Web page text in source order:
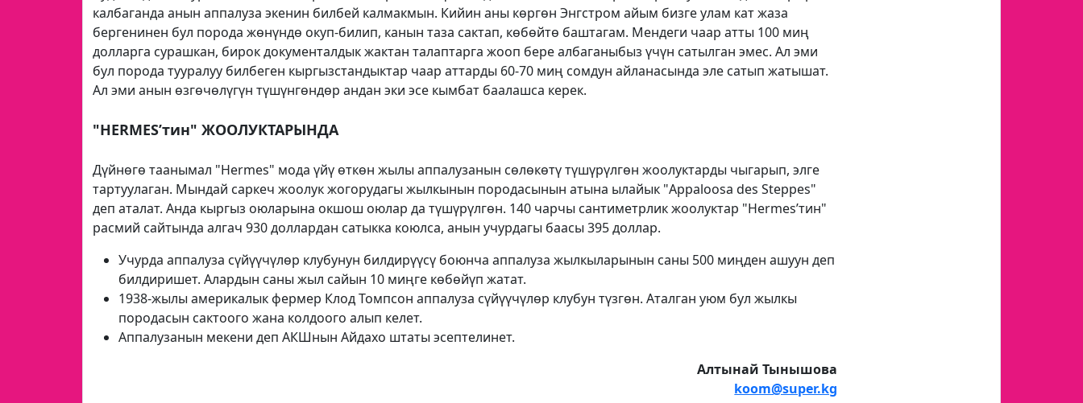
калбаганда анын аппалуза экенин билбей калмакмын. Кийин аны көргөн Энгстром айым бизге улам кат жаза
бергенинен бул порода жөнүндө окуп-билип, канын таза сактап, көбөйтө баштагам. Мендеги чаар атты 100 миң
долларга сурашкан, бирок документалдык жактан талаптарга жооп бере албаганыбыз үчүн сатылган эмес. Ал эми
бул порода тууралуу билбеген кыргызстандыктар чаар аттарды 60-70 миң сомдун айланасында эле сатып жатышат.
Ал эми анын өзгөчөлүгүн түшүнгөндөр андан эки эсе кымбат баалашса керек.
"HERMES’тин" ЖООЛУКТАРЫНДА
Дүйнөгө таанымал "Hermes" мода үйү өткөн жылы аппалузанын сөлөкөтү түшүрүлгөн жоолуктарды чыгарып, элге
тартуулаган. Мындай саркеч жоолук жогорудагы жылкынын породасынын атына ылайык "Appaloosa des Steppes"
деп аталат. Анда кыргыз оюларына окшош оюлар да түшүрүлгөн. 140 чарчы сантиметрлик жоолуктар "Hermes’тин"
расмий сайтында алгач 930 доллардан сатыкка коюлса, анын учурдагы баасы 395 доллар.
Учурда аппалуза сүйүүчүлөр клубунун билдирүүсү боюнча аппалуза жылкыларынын саны 500 миңден ашуун деп
билдиришет. Алардын саны жыл сайын 10 миңге көбөйүп жатат.
1938-жылы америкалык фермер Клод Томпсон аппалуза сүйүүчүлөр клубун түзгөн. Аталган уюм бул жылкы
породасын сактоого жана колдоого алып келет.
Аппалузанын мекени деп АКШнын Айдахо штаты эсептелинет.
Алтынай Тынышова
koom@super.kg